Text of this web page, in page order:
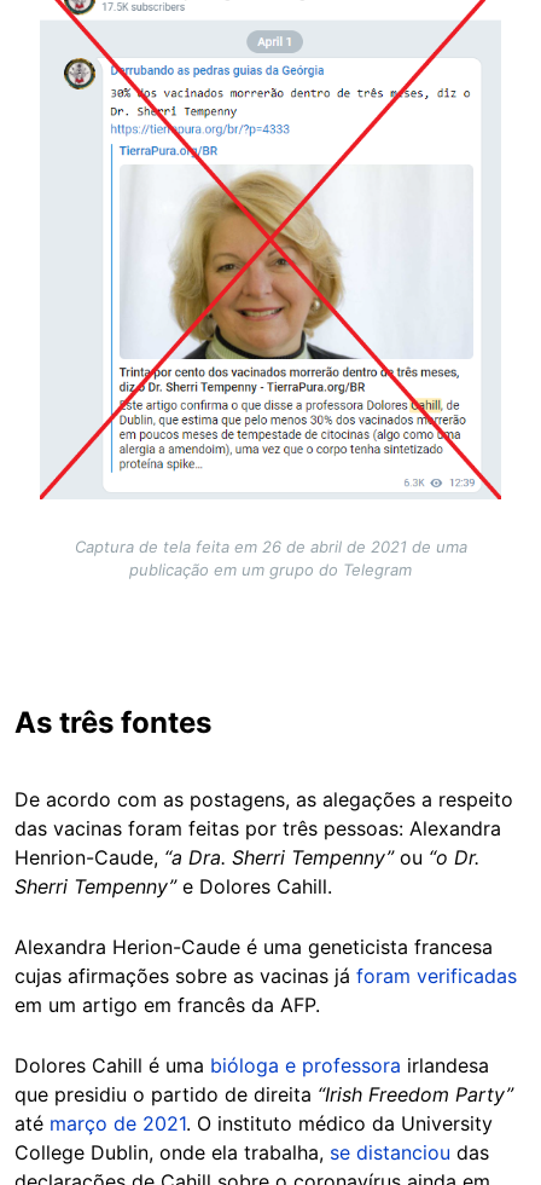
Captura de tela feita em 26 de abril de 2021 de uma
publicação em um grupo do Telegram
As três fontes
De acordo com as postagens, as alegações a respeito
das vacinas foram feitas por três pessoas: Alexandra
Henrion-Caude, “a Dra. Sherri Tempenny”ou “o Dr.
Sherri Tempenny”e Dolores Cahill.
Alexandra Herion-Caude é uma geneticista francesa
cujas afirmações sobre as vacinas já foram verificadas
em um artigo em francês da AFP.
Dolores Cahill é uma bióloga e professora irlandesa
que presidiu o partido de direita “Irish Freedom Party”
até março de 2021. O instituto médico da University
College Dublin, onde ela trabalha, se distanciou das